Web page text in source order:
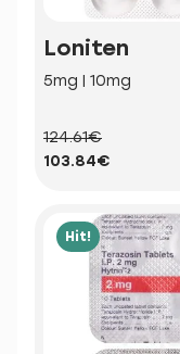
Loniten
5mg | 10mg
124.61€
103.84€
Hit!